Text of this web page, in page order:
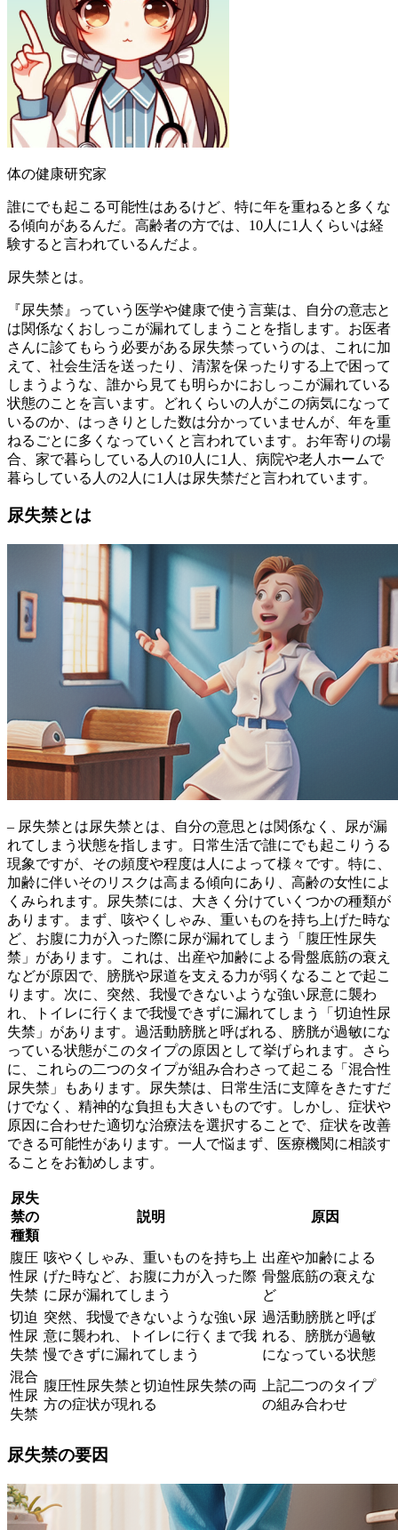
体の健康研究家
誰にでも起こる可能性はあるけど、特に年を重ねると多くな
る傾向があるんだ。高齢者の方では、10人に1人くらいは経
験すると言われているんだよ。
尿失禁とは。
『尿失禁』っていう医学や健康で使う言葉は、自分の意志と
は関係なくおしっこが漏れてしまうことを指します。お医者
さんに診てもらう必要がある尿失禁っていうのは、これに加
えて、社会生活を送ったり、清潔を保ったりする上で困って
しまうような、誰から見ても明らかにおしっこが漏れている
状態のことを言います。どれくらいの人がこの病気になって
いるのか、はっきりとした数は分かっていませんが、年を重
ねるごとに多くなっていくと言われています。お年寄りの場
合、家で暮らしている人の10人に1人、病院や老人ホームで
暮らしている人の2人に1人は尿失禁だと言われています。
尿失禁とは
– 尿失禁とは尿失禁とは、
自分の意思とは関係なく、尿が漏
れてしまう状態を指します。日常生活で誰にでも起こりうる
現象ですが、その頻度や程度は人によって様々です。特に、
加齢に伴いそのリスクは高まる傾向にあり、高齢の女性によ
くみられます。尿失禁には、大きく分けていくつかの種類が
あります。まず、 咳やくしゃみ、重いものを持ち上げた時な
ど、お腹に力が入った際に尿が漏れてしまう「腹圧性尿失
禁」 があります。これは、出産や加齢による骨盤底筋の衰え
などが原因で、膀胱や尿道を支える力が弱くなることで起こ
ります。次に、 突然、我慢できないような強い尿意に襲わ
れ、トイレに行くまで我慢できずに漏れてしまう「切迫性尿
失禁」 があります。過活動膀胱と呼ばれる、膀胱が過敏にな
っている状態がこのタイプの原因として挙げられます。さら
に、これらの二つのタイプが組み合わさって起こる
「混合性
尿失禁」
もあります。尿失禁は、日常生活に支障をきたすだ
けでなく、精神的な負担も大きいものです。しかし、症状や
原因に合わせた適切な治療法を選択することで、症状を改善
できる可能性があります。一人で悩まず、医療機関に相談す
ることをお勧めします。
尿失
禁の
種類
説明 原因
腹圧
性尿
失禁
咳やくしゃみ、重いものを持ち上
げた時など、お腹に力が入った際
に尿が漏れてしまう
出産や加齢による
骨盤底筋の衰えな
ど
切迫
性尿
失禁
突然、我慢できないような強い尿
意に襲われ、トイレに行くまで我
慢できずに漏れてしまう
過活動膀胱と呼ば
れる、膀胱が過敏
になっている状態
混合
性尿
失禁
腹圧性尿失禁と切迫性尿失禁の両
方の症状が現れる
上記二つのタイプ
の組み合わせ
尿失禁の要因